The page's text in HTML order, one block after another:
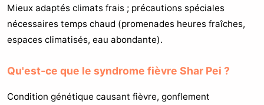
Mieux adaptés climats frais ; précautions spéciales
nécessaires temps chaud (promenades heures fraîches,
espaces climatisés, eau abondante).
Qu'est-ce que le syndrome fièvre Shar Pei ?
Condition génétique causant fièvre, gonflement